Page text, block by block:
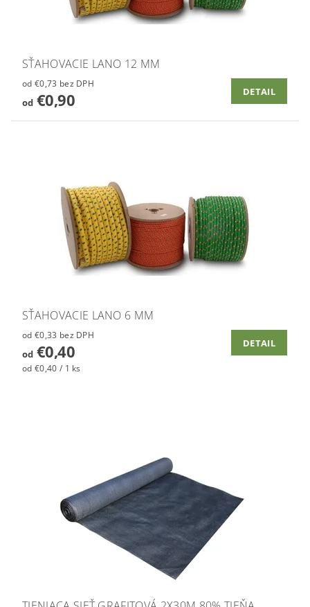
SŤAHOVACIE LANO 12 MM
od €0,73 bez DPH
od€0,90 DETAIL
SŤAHOVACIE LANO 6 MM
od €0,33 bez DPH
od€0,40
od €0,40 / 1 ks
DETAIL